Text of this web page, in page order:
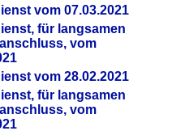
vom 07.03.2021
für langsamen
vom
vom 28.02.2021
für langsamen
vom